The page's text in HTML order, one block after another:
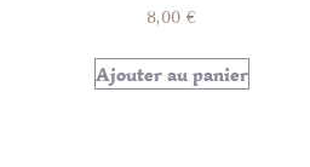
8,00 €
Ajouter au panier